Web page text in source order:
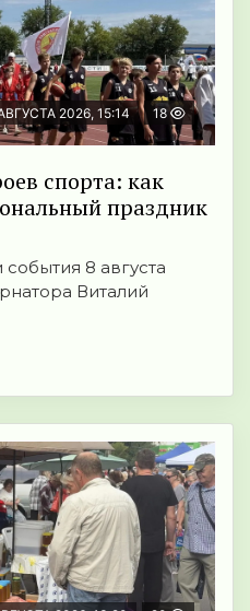
2026, 15:14 18
спорта: как
праздник
8 августа
Виталий